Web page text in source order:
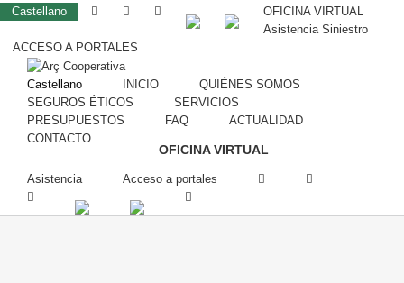
Castellano
OFICINA VIRTUAL
Asistencia Siniestro
ACCESO A PORTALES
Castellano INICIO
QUIÉNES SOMOS
SEGUROS ÉTICOS
SERVICIOS
PRESUPUESTOS
FAQ
ACTUALIDAD
CONTACTO
OFICINA VIRTUAL
Asistencia Acceso a portales